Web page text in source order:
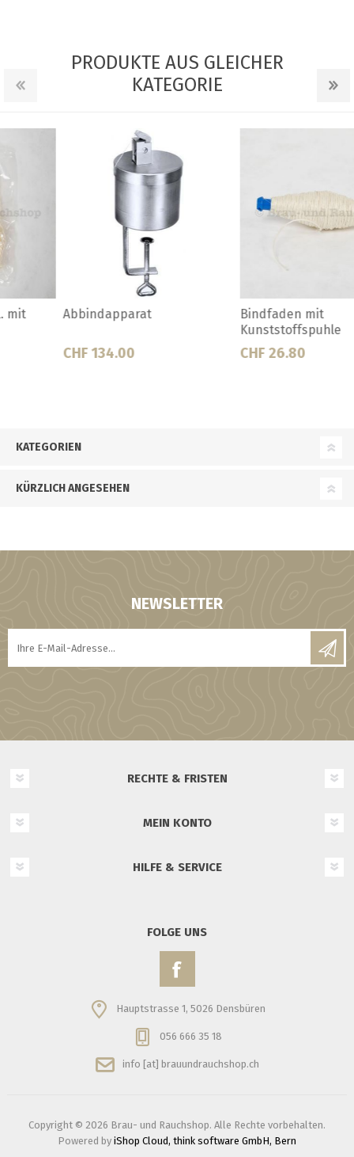
PRODUKTE AUS GLEICHER
KATEGORIE
Bindfaden mit
CHF 26.80
Bindfaden, weiss
KATEGORIEN
KÜRZLICH ANGESEHEN
NEWSLETTER
RECHTE & FRISTEN
MEIN KONTO
HILFE & SERVICE
FOLGE UNS
Hauptstrasse 1, 5026 Densbüren
056 666 35 18
info [at] brauundrauchshop.ch
Copyright © 2026 Brau- und Rauchshop. Alle Rechte vorbehalten.
Powered by iShop Cloud, think software GmbH, Bern